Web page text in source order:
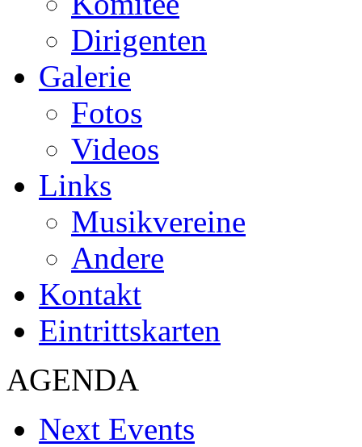
Dirigenten
Galerie
Fotos
Videos
Links
Musikvereine
Andere
Kontakt
Eintrittskarten
AGENDA
Next Events